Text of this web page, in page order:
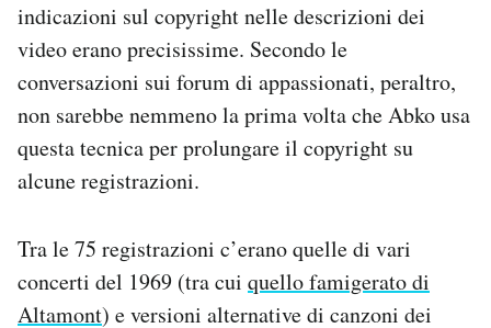
indicazioni sul copyright nelle descrizioni dei
video erano precisissime. Secondo le
conversazioni sui forum di appassionati, peraltro,
non sarebbe nemmeno la prima volta che Abko usa
questa tecnica per prolungare il copyright su
alcune registrazioni.
Tra le 75 registrazioni c’erano quelle di vari
concerti del 1969 (tra cui quello famigerato di
Altamont) e versioni alternative di canzoni dei